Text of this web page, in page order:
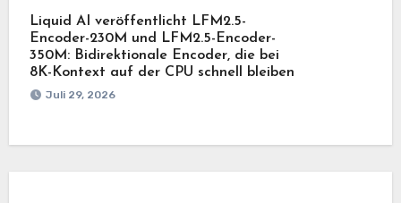
Liquid AI veröffentlicht LFM2.5-
Encoder-230M und LFM2.5-Encoder-
350M: Bidirektionale Encoder, die bei
8K-Kontext auf der CPU schnell bleiben
Juli 29, 2026